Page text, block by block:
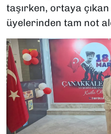
taşırken, ortaya
üyelerinden tam not